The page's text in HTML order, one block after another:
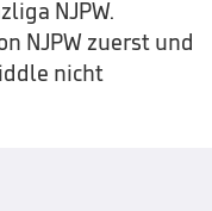
NJPW.
NJPW zuerst und
nicht